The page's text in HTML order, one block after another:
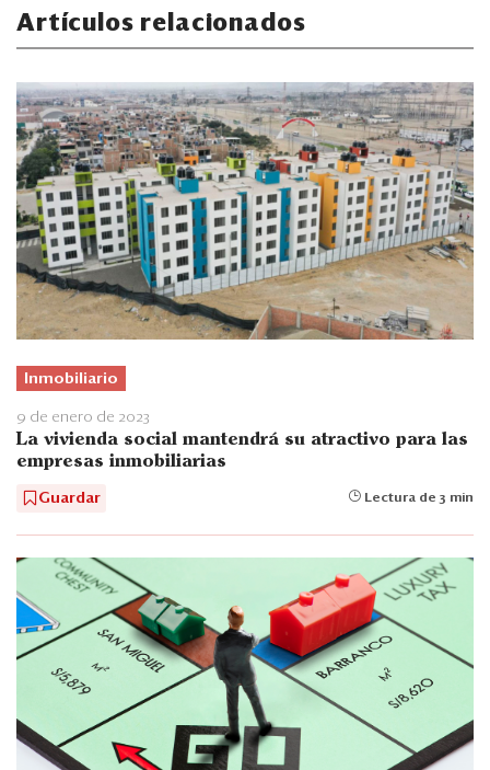
Artículos relacionados
Inmobiliario
9 de enero de 2023
La vivienda social mantendrá su atractivo para las
empresas inmobiliarias
Guardar Lectura de 3 min